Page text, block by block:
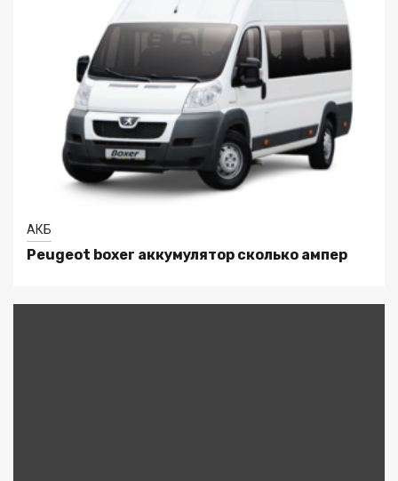
АКБ
Peugeot boxer аккумулятор сколько ампер